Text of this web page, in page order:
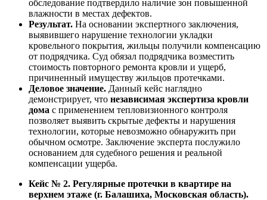
обследование подтвердило наличие зон повышенной
влажности в местах дефектов.
Результат. На основании экспертного заключения,
выявившего нарушение технологии укладки
кровельного покрытия, жильцы получили компенсацию
от подрядчика. Суд обязал подрядчика возместить
стоимость повторного ремонта кровли и ущерб,
причиненный имуществу жильцов протечками.
Деловое значение. Данный кейс наглядно
демонстрирует, что независимая экспертиза кровли
дома с применением тепловизионного контроля
позволяет выявить скрытые дефекты и нарушения
технологии, которые невозможно обнаружить при
обычном осмотре. Заключение эксперта послужило
основанием для судебного решения и реальной
компенсации ущерба.
Кейс № 2. Регулярные протечки в квартире на
верхнем этаже (г. Балашиха, Московская область).